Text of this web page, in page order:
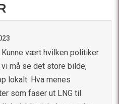
vært hvilken politiker
må se det store bilde,
lokalt. Hva menes
som faser ut LNG til